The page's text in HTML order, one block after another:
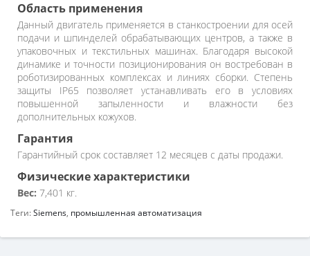
Область применения
Данный двигатель применяется в станкостроении для осей
подачи и шпинделей обрабатывающих центров, а также в
упаковочных и текстильных машинах. Благодаря высокой
динамике и точности позиционирования он востребован в
роботизированных комплексах и линиях сборки. Степень
защиты IP65 позволяет устанавливать его в условиях
повышенной запыленности и влажности без
дополнительных кожухов.
Гарантия
Гарантийный срок составляет 12 месяцев с даты продажи.
Физические характеристики
Вес: 7,401 кг.
Теги:Siemens, промышленная автоматизация